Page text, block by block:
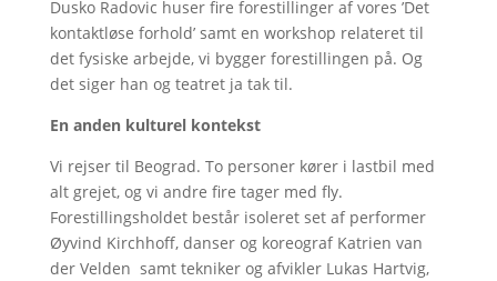
Dusko Radovic huser fire forestillinger af vores ’Det
kontaktløse forhold’ samt en workshop relateret til
det fysiske arbejde, vi bygger forestillingen på. Og
det siger han og teatret ja tak til.
En anden kulturel kontekst
Vi rejser til Beograd. To personer kører i lastbil med
alt grejet, og vi andre fire tager med fly.
Forestillingsholdet består isoleret set af performer
Øyvind Kirchhoff, danser og koreograf Katrien van
der Velden samt tekniker og afvikler Lukas Hartvig,